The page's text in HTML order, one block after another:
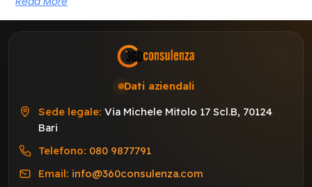
Dati aziendali
Sede legale: Via Michele Mitolo 17 Scl.B, 70124
Bari
Telefono: 080 9877791
Email: info@360consulenza.com